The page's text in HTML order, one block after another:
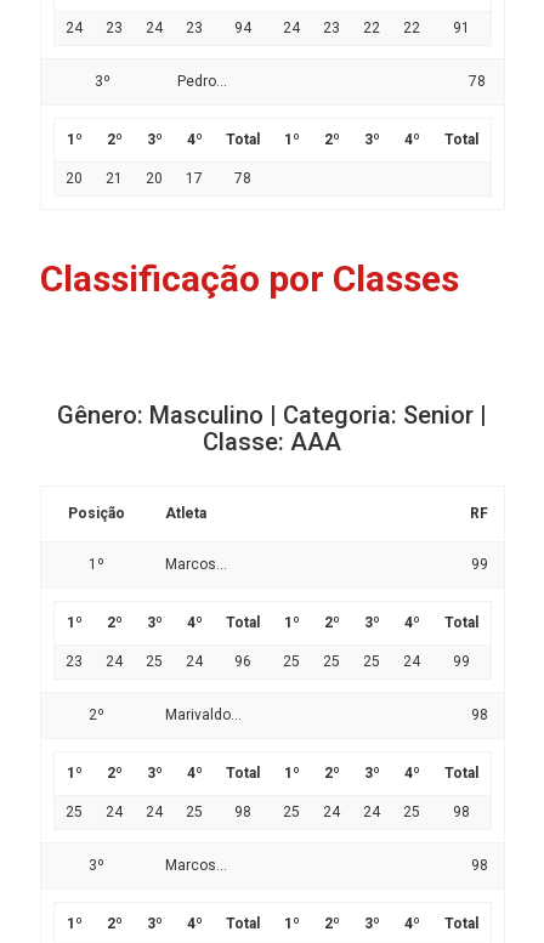
24 23 24 23 94 24 23 22 22 91
3º Pedro... 78
1º 2º 3º 4º Total 1º 2º 3º 4º Total
20 21 20 17 78
Classificação por Classes
Gênero: Masculino | Categoria: Senior |
Classe: AAA
Posição Atleta RF
1º Marcos... 99
1º 2º 3º 4º Total 1º 2º 3º 4º Total
23 24 25 24 96 25 25 25 24 99
2º Marivaldo... 98
1º 2º 3º 4º Total 1º 2º 3º 4º Total
25 24 24 25 98 25 24 24 25 98
3º Marcos... 98
1º 2º 3º 4º Total 1º 2º 3º 4º Total